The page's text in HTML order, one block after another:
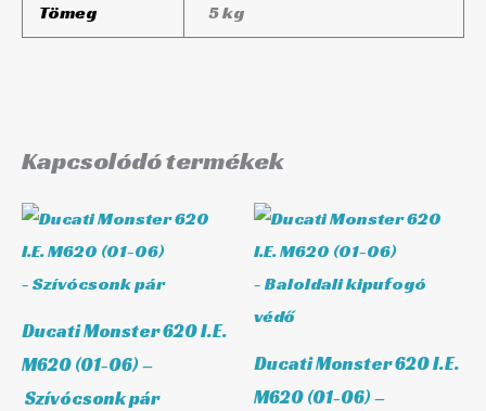
Tömeg 5 kg
Kapcsolódó termékek
Ducati Monster 620 I.E.
M620 (01-06) –
Szívócsonk pár
Ducati Monster 620 I.E.
M620 (01-06) –